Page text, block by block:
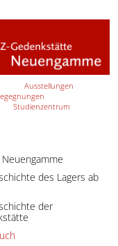
Ausstellungen
Studienzentrum
Neuengamme
des Lagers ab
der